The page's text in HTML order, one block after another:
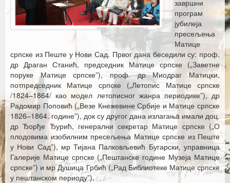
Вести
Најаве
завршни
програм
јубилеја
пресељења
Матице
српске из Пеште у Нови Сад. Првог дана беседили су: проф.
др Драган Станић, председник Матице српске („Заветне
поруке Матице српске”), проф. др Миодраг Матицки,
потпредседник Матице српске („Летопис Матице српске
/1824–1864/ као модел летописног жанра периодике”), др
Радомир Поповић („Везе Кнежевине Србије и Матице српске
1826–1864. године”), док су другог дана излагањa имали доц.
др Ђорђе Ђурић, генерални секретар Матице српске („О
плодовима изобилним пресељења Матице српске из Пеште
у Нови Сад”), мр Тијана Палковљевић Бугарски, управница
Галерије Матице српске („Пештанске године Музеја Матице
српске”) и мр Душица Грбић („Рад Библиотеке Матице српске
у пештанском периоду”).